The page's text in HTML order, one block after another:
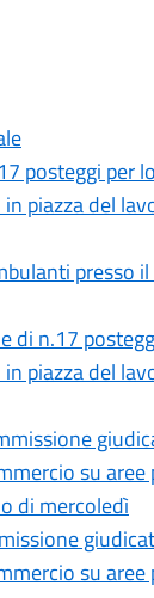
posteggi
piazza del
presso
di n.17
piazza del
su
di mercoledì
su